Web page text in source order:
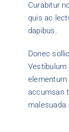
Curabitur
quis ac
dapibus.
Donec
Vestibulum
accumsan